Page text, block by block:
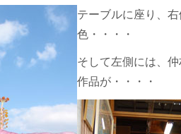
テーブルに座り、
色・・・・
そして左側には、
作品が・・・・